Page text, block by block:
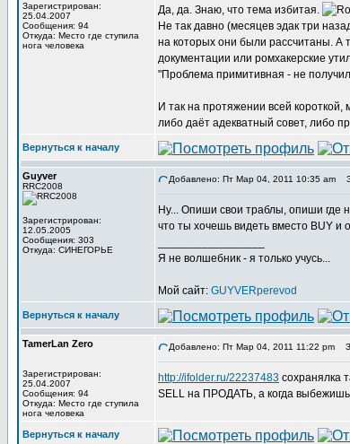
Зарегистрирован:
25.04.2007
Сообщения: 94
Откуда: Место где ступила
нога человека
Да, да. Знаю, что тема избитая.
Не так давно (месяцев эдак три
на которых они были рассчитаны. А
документации или ромхакерские
"Проблема примитивная - не
И так на протяжении всей
либо даёт адекватный совет, либо
Вернуться к началу
Guyver
RRC2008
Зарегистрирован:
12.05.2005
Сообщения: 303
Откуда: СИНЕГОРЬЕ
Добавлено: Пт Мар 04, 2011 10:35 am
Ну... Опиши свои траблы, опиши где
что ты хочешь видеть вместо BUY и
Я не волшебник - я только учусь...
Мой сайт: GUYVERperevod
Вернуться к началу
TamerLan Zero
Зарегистрирован:
25.04.2007
Сообщения: 94
Откуда: Место где ступила
нога человека
Добавлено: Пт Мар 04, 2011 11:22 pm
http://ifolder.ru/22237483 сохранялка
SELL на ПРОДАТЬ, а когда выбежишь
Вернуться к началу